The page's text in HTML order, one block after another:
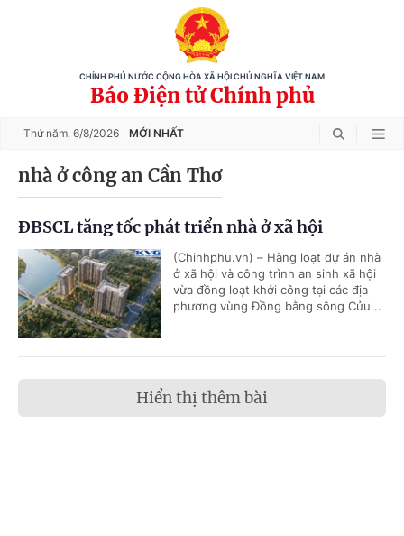
CHÍNH PHỦ NƯỚC CỘNG HÒA XÃ HỘI CHỦ NGHĨA VIỆT NAM
Báo Điện tử Chính phủ
Thứ năm, 6/8/2026 MỚI NHẤT
nhà ở công an Cần Thơ
ĐBSCL tăng tốc phát triển nhà ở xã hội
(Chinhphu.vn) – Hàng loạt dự án nhà
ở xã hội và công trình an sinh xã hội
vừa đồng loạt khởi công tại các địa
phương vùng Đồng bằng sông Cửu...
Hiển thị thêm bài